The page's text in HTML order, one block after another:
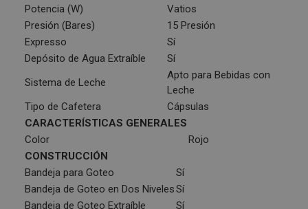
Potencia (W)
Vatios
Presión (Bares)
15 Presión
Expresso
Sí
Depósito de Agua Extraíble
Sí
Sistema de Leche
Apto para Bebidas con
Leche
Tipo de Cafetera
Cápsulas
CARACTERÍSTICAS GENERALES
Color
Rojo
CONSTRUCCIÓN
Bandeja para Goteo
Sí
Bandeja de Goteo en Dos NivelesSí
Bandeja de Goteo Extraíble
Sí